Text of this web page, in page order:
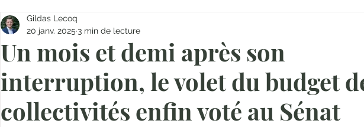
Un mois et demi après son
interruption, le volet du budget
collectivités enfin voté au Sénat
Gildas Lecoq
20 janv. 2025 3 min de lecture